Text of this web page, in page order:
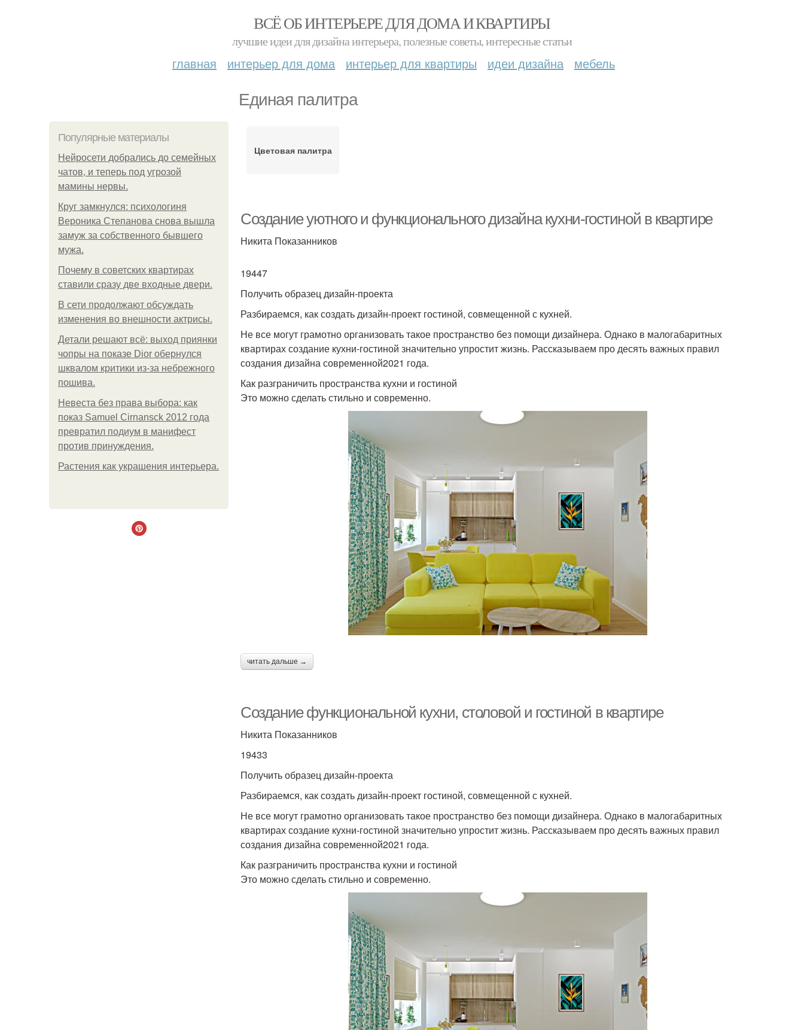
ВСЁ ОБ ИНТЕРЬЕРЕ ДЛЯ ДОМА И КВАРТИРЫ
лучшие идеи для дизайна интерьера, полезные советы, интересные статьи
главная интерьер для дома интерьер для квартиры идеи дизайна мебель
Единая палитра
Популярные материалы
Нейросети добрались до семейных
чатов, и теперь под угрозой
мамины нервы.
Круг замкнулся: психологиня
Вероника Степанова снова вышла
замуж за собственного бывшего
мужа.
Почему в советских квартирах
ставили сразу две входные двери.
В сети продолжают обсуждать
изменения во внешности актрисы.
Детали решают всё: выход приянки
чопры на показе Dior обернулся
шквалом критики из-за небрежного
пошива.
Невеста без права выбора: как
показ Samuel Cirnansck 2012 года
превратил подиум в манифест
против принуждения.
Растения как украшения интерьера.
Цветовая палитра
Создание уютного и функционального дизайна кухни-гостиной в квартире
Никита Показанников
19447
Получить образец дизайн-проекта
Разбираемся, как создать дизайн-проект гостиной, совмещенной с кухней.
Не все могут грамотно организовать такое пространство без помощи дизайнера. Однако в малогабаритных
квартирах создание кухни-гостиной значительно упростит жизнь. Рассказываем про десять важных правил
создания дизайна современной2021 года.
Как разграничить пространства кухни и гостиной
Это можно сделать стильно и современно.
читать дальше →
Создание функциональной кухни, столовой и гостиной в квартире
Никита Показанников
19433
Получить образец дизайн-проекта
Разбираемся, как создать дизайн-проект гостиной, совмещенной с кухней.
Не все могут грамотно организовать такое пространство без помощи дизайнера. Однако в малогабаритных
квартирах создание кухни-гостиной значительно упростит жизнь. Рассказываем про десять важных правил
создания дизайна современной2021 года.
Как разграничить пространства кухни и гостиной
Это можно сделать стильно и современно.